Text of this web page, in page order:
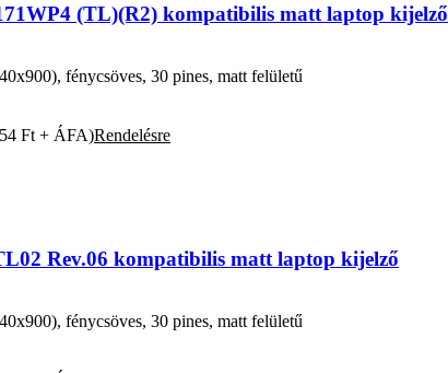
(TL)(R2) kompatibilis matt laptop kijelző
fénycsöves, 30 pines, matt felületű
Ft + ÁFA)Rendelésre
Rev.06 kompatibilis matt laptop kijelző
fénycsöves, 30 pines, matt felületű